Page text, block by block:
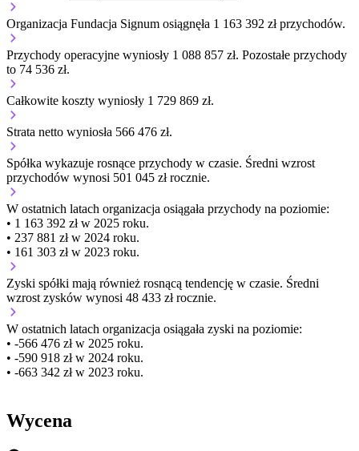
Organizacja Fundacja Signum osiągnęła 1 163 392 zł przychodów.
Przychody operacyjne wyniosły 1 088 857 zł. Pozostałe przychody
to 74 536 zł.
Całkowite koszty wyniosły 1 729 869 zł.
Strata netto wyniosła 566 476 zł.
Spółka wykazuje rosnące przychody w czasie. Średni wzrost
przychodów wynosi 501 045 zł rocznie.
W ostatnich latach organizacja osiągała przychody na poziomie:
• 1 163 392 zł w 2025 roku.
• 237 881 zł w 2024 roku.
• 161 303 zł w 2023 roku.
Zyski spółki mają również rosnącą tendencję w czasie. Średni
wzrost zysków wynosi 48 433 zł rocznie.
W ostatnich latach organizacja osiągała zyski na poziomie:
• -566 476 zł w 2025 roku.
• -590 918 zł w 2024 roku.
• -663 342 zł w 2023 roku.
Wycena